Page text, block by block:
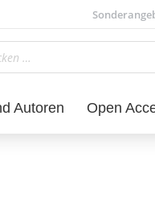
Autoren Open